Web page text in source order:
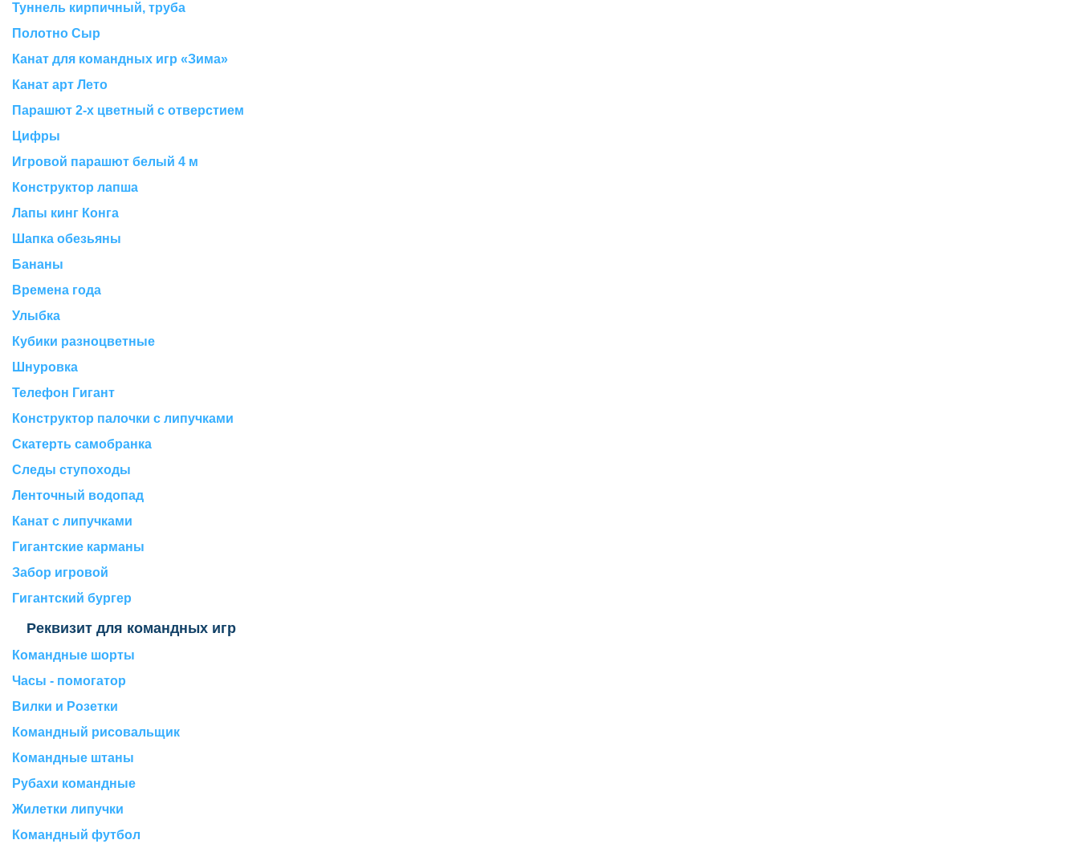
Туннель кирпичный, труба
Полотно Сыр
Канат для командных игр «Зима»
Канат арт Лето
Парашют 2-х цветный с отверстием
Цифры
Игровой парашют белый 4 м
Конструктор лапша
Лапы кинг Конга
Шапка обезьяны
Бананы
Времена года
Улыбка
Кубики разноцветные
Шнуровка
Телефон Гигант
Конструктор палочки с липучками
Скатерть самобранка
Следы ступоходы
Ленточный водопад
Канат с липучками
Гигантские карманы
Забор игровой
Гигантский бургер
Реквизит для командных игр
Командные шорты
Часы - помогатор
Вилки и Розетки
Командный рисовальщик
Командные штаны
Рубахи командные
Жилетки липучки
Командный футбол